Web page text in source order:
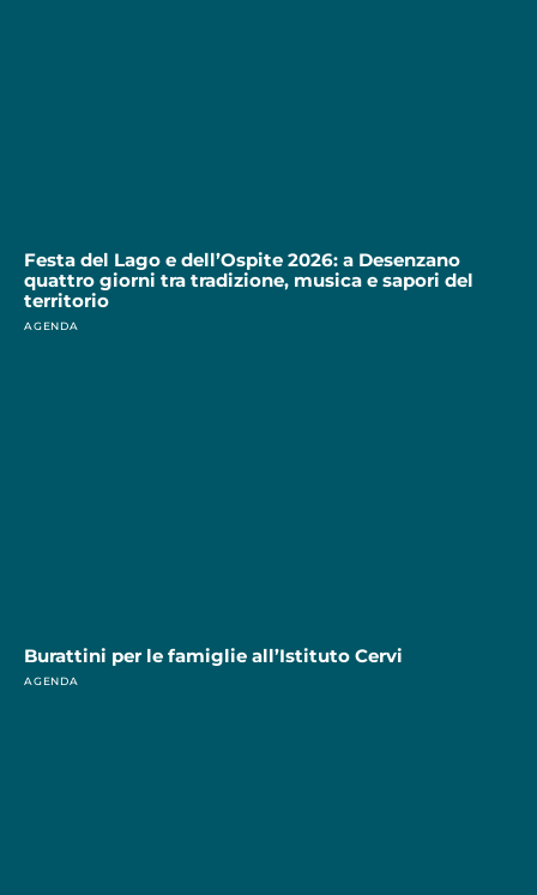
Festa del Lago e dell’Ospite 2026: a Desenzano
quattro giorni tra tradizione, musica e sapori del
territorio
AGENDA
Burattini per le famiglie all’Istituto Cervi
AGENDA